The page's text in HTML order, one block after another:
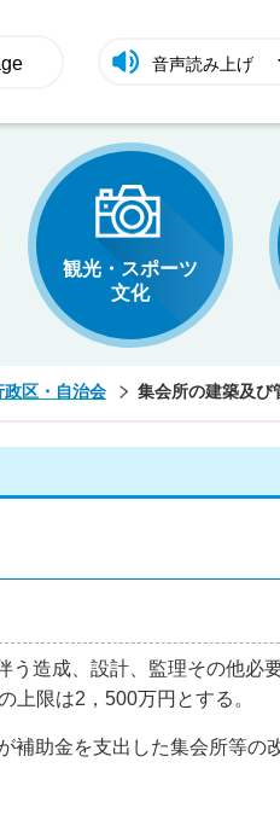
音声読み上げ
観光・スポーツ
文化
政区・自治会 集会所の建築及び
う造成、設計、監理その他必
上限は2，500万円とする。
補助金を支出した集会所等